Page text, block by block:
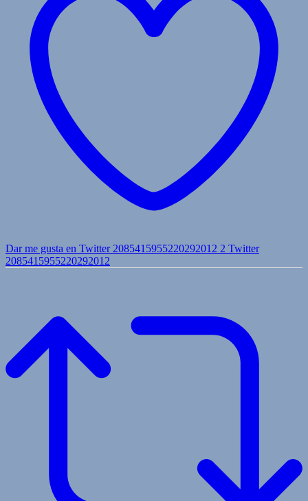
Dar me gusta en Twitter 2085415955220292012 2 Twitter
2085415955220292012